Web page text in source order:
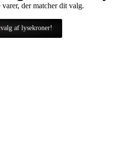
der matcher dit valg.
af lysekroner!